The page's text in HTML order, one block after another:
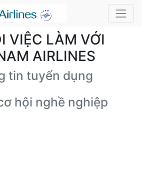
VIỆC LÀM VỚI
AIRLINES
tin tuyển dụng
hội nghề nghiệp